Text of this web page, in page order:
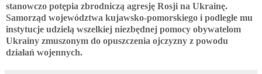
stanowczo potępia zbrodniczą agresję Rosji na Ukrainę.
Samorząd województwa kujawsko-pomorskiego i podległe mu
instytucje udzielą wszelkiej niezbędnej pomocy obywatelom
Ukrainy zmuszonym do opuszczenia ojczyzny z powodu
działań wojennych.